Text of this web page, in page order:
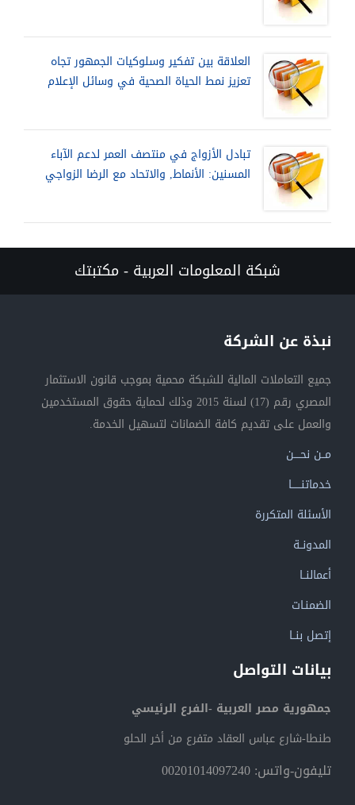
العلاقة بين تفكير وسلوكيات الجمهور تجاه
تعزيز نمط الحياة الصحية في وسائل الإعلام
تبادل الأزواج في منتصف العمر لدعم الآباء
المسنين: الأنماط, والاتحاد مع الرضا الزواجي
شبكة المعلومات العربية - مكتبتك
نبذة عن الشركة
جميع التعاملات المالية للشبكة محمية بموجب قانون الاستثمار
المصري رقم (17) لسنة 2015 وذلك لحماية حقوق المستخدمين
والعمل على تقديم كافة الضمانات لتسهيل الخدمة.
مــن نحــــن
خدماتنــــــا
الأسئلة المتكررة
المدونــة
أعمالنــا
الضمنـات
إتصل بنــا
بيانات التواصل
جمهورية مصر العربية -الفرع الرئيسي
طنطا-شارع عباس العقاد متفرع من أخر الحلو
تليفون-واتس: 00201014097240